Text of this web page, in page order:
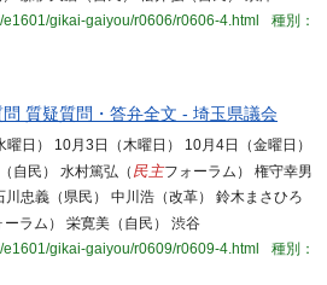
gikai-gaiyou/r0606/r0606-4.html
種別：
質疑質問・答弁全文 - 埼玉県議会
日） 10月3日（木曜日） 10月4日（金曜日）
自民） 水村篤弘（ 民主フォーラム） 権守幸男
川忠義（県民） 中川浩（改革） 鈴木まさひろ
ーラム） 栄寛美（自民） 渋谷
gikai-gaiyou/r0609/r0609-4.html
種別：